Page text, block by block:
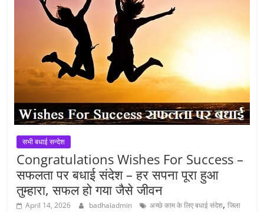
सभी बधाई सन्देश
Congratulations Wishes For Success –
सफलता पर बधाई संदेश – हर सपना पूरा हुआ
तुम्हारा, सफल हो गया जैसे जीवन
April 14, 2026 badhaiadmin अच्छे काम के लिए बधाई संदेश,जिला